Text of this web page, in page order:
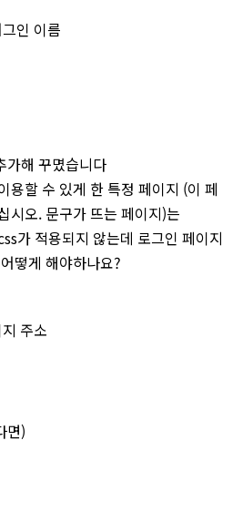
인 이름
가해 꾸몄습니다
용할 수 있게 한 특정 페이지 (이 페
시오. 문구가 뜨는 페이지)는
가 적용되지 않는데 로그인 페이지
떻게 해야하나요?
주소
면)